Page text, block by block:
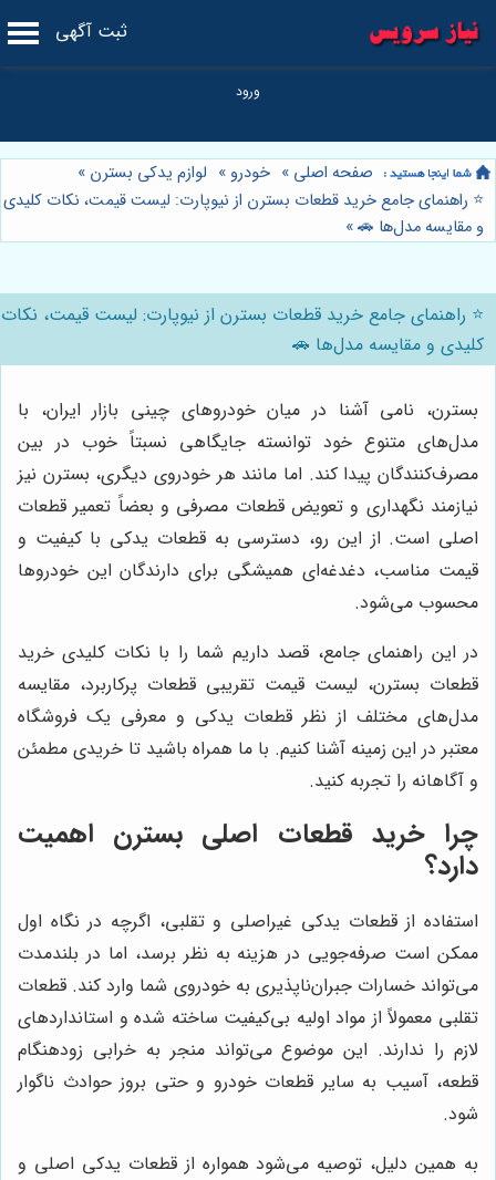
ثبت آگهی
صفحه اصلی » خودرو » لوازم یدکی بسترن »
⭐️ راهنمای جامع خرید قطعات بسترن از نیوپارت: لیست قیمت، نکات کلیدی
و مقایسه مدل‌ها 🚗»
⭐️ راهنمای جامع خرید قطعات بسترن از نیوپارت: لیست قیمت، نکات
کلیدی و مقایسه مدل‌ها 🚗
بسترن، نامی آشنا در میان خودروهای چینی بازار ایران، با
مدل‌های متنوع خود توانسته جایگاهی نسبتاً خوب در بین
مصرف‌کنندگان پیدا کند. اما مانند هر خودروی دیگری، بسترن نیز
نیازمند نگهداری و تعویض قطعات مصرفی و بعضاً تعمیر قطعات
اصلی است. از این رو، دسترسی به قطعات یدکی با کیفیت و
قیمت مناسب، دغدغه‌ای همیشگی برای دارندگان این خودروها
محسوب می‌شود.
در این راهنمای جامع، قصد داریم شما را با نکات کلیدی خرید
قطعات بسترن، لیست قیمت تقریبی قطعات پرکاربرد، مقایسه
مدل‌های مختلف از نظر قطعات یدکی و معرفی یک فروشگاه
معتبر در این زمینه آشنا کنیم. با ما همراه باشید تا خریدی مطمئن
و آگاهانه را تجربه کنید.
چرا خرید قطعات اصلی بسترن اهمیت
دارد؟
استفاده از قطعات یدکی غیراصلی و تقلبی، اگرچه در نگاه اول
ممکن است صرفه‌جویی در هزینه به نظر برسد، اما در بلندمدت
می‌تواند خسارات جبران‌ناپذیری به خودروی شما وارد کند. قطعات
تقلبی معمولاً از مواد اولیه بی‌کیفیت ساخته شده و استانداردهای
لازم را ندارند. این موضوع می‌تواند منجر به خرابی زودهنگام
قطعه، آسیب به سایر قطعات خودرو و حتی بروز حوادث ناگوار
شود.
به همین دلیل، توصیه می‌شود همواره از قطعات یدکی اصلی و